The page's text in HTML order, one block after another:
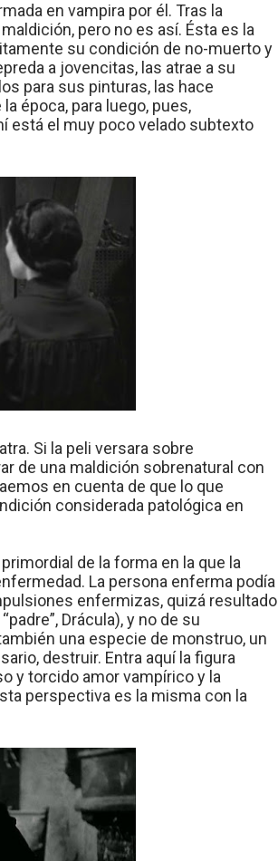
en vampira por él. Tras la
pero no es así. Ésta es la
su condición de no-muerto y
a jovencitas, las atrae a su
para sus pinturas, las hace
época, para luego, pues,
está el muy poco velado subtexto
Si la peli versara sobre
de una maldición sobrenatural con
en cuenta de que lo que
considerada patológica en
de la forma en la que la
La persona enferma podía
enfermizas, quizá resultado
Drácula), y no de su
una especie de monstruo, un
destruir. Entra aquí la figura
y torcido amor vampírico y la
perspectiva es la misma con la